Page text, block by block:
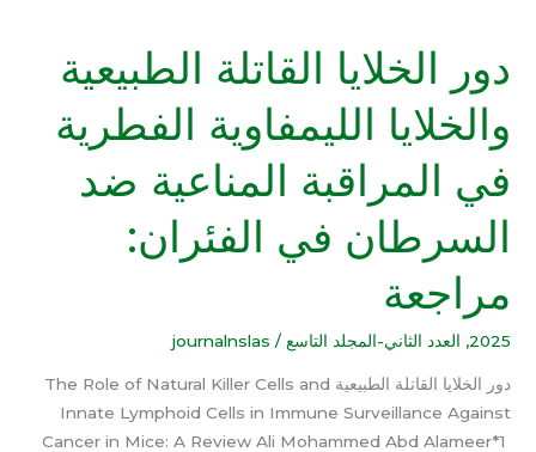
دور الخلايا القاتلة الطبيعية
والخلايا الليمفاوية الفطرية
في المراقبة المناعية ضد
السرطان في الفئران:
مراجعة
2025
, العدد الثاني-المجلد التاسع /
journalnslas
دور الخلايا القاتلة الطبيعية The Role of Natural Killer Cells and
Innate Lymphoid Cells in Immune Surveillance Against
Cancer in Mice: A Review Ali Mohammed Abd Alameer*1
الخلايا
القاتلة
الطبيعية
والخلايا
الليمفاوية
الفطرية
في
المناعية
ضد
في
الفئران: